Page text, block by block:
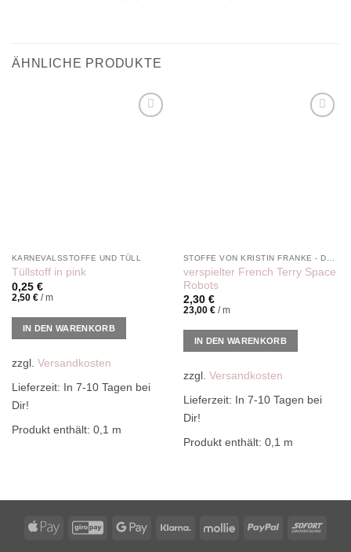
ÄHNLICHE PRODUKTE
KARNEVALSSTOFFE UND TÜLL
Tüllstoff in pink
0,25 €
2,50 €/m
IN DEN WARENKORB
zzgl. Versandkosten
Lieferzeit: In 7-10 Tagen bei
Dir!
Produkt enthält: 0,1 m
verspielter French Terry Space
Robots
2,30 €
23,00 €/m
IN DEN WARENKORB
zzgl. Versandkosten
Lieferzeit: In 7-10 Tagen bei
Dir!
Produkt enthält: 0,1 m
Apple
GiroPay Google
Klarna Mollie PayPal Sofort